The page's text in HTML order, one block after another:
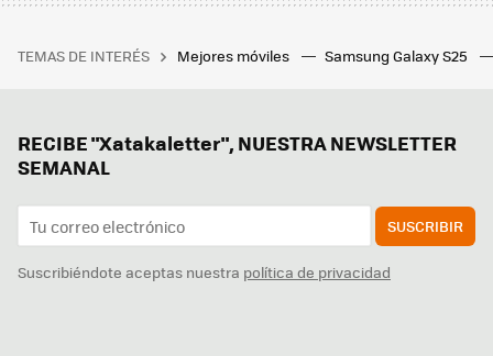
TEMAS DE INTERÉS Mejores móviles Samsung Galaxy S25
RECIBE "Xatakaletter", NUESTRA NEWSLETTER
SEMANAL
SUSCRIBIR
Suscribiéndote aceptas nuestra política de privacidad